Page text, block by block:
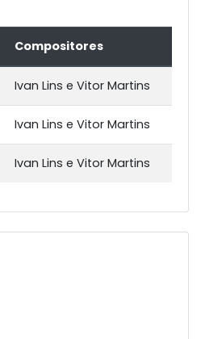
Compositores
Ivan Lins e Vitor Martins
Ivan Lins e Vitor Martins
Ivan Lins e Vitor Martins